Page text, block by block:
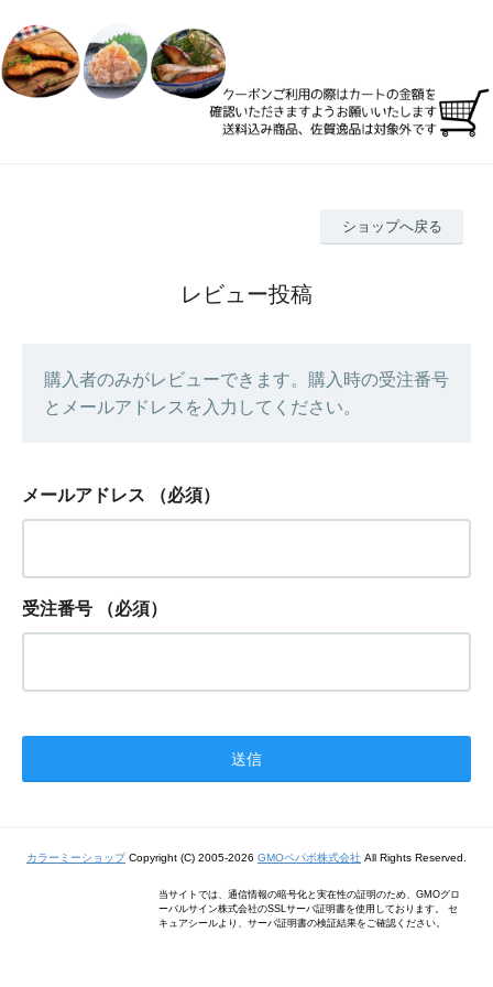
ショップへ戻る
レビュー投稿
購入者のみがレビューできます。購入時の受注番号
とメールアドレスを入力してください。
メールアドレス （必須）
受注番号 （必須）
カラーミーショップCopyright (C) 2005-2026 GMOペパボ株式会社 All Rights Reserved.
当サイトでは、通信情報の暗号化と実在性の証明のため、GMOグロ
ーバルサイン株式会社のSSLサーバ証明書を使用しております。 セ
キュアシールより、サーバ証明書の検証結果をご確認ください。